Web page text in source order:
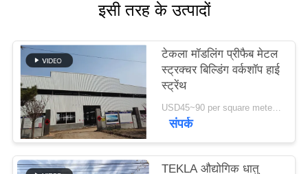
मामले
साइटमैप
गोपनीयता
नीति
इसी तरह के उत्पादों
टेकला मॉडलिंग प्रीफैब मेटल
स्ट्रक्चर बिल्डिंग वर्कशॉप हाई
स्ट्रेंथ
USD45~90 per square meter MOQ:1000 वर्ग मीटर
संपर्क
TEKLA औद्योगिक धातु